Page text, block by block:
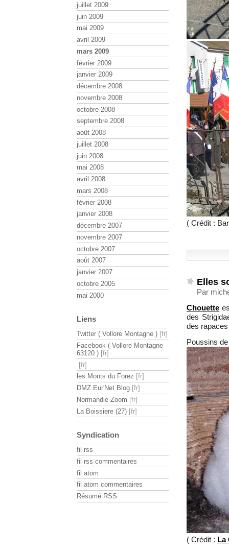
( Crédit :
Elles
Par
Chouette
des
des
Poussins
( Crédit : La
juillet 2009
juin 2009
mai 2009
avril 2009
mars 2009
février 2009
janvier 2009
décembre 2008
novembre 2008
octobre 2008
septembre 2008
août 2008
juillet 2008
juin 2008
mai 2008
avril 2008
mars 2008
février 2008
janvier 2008
décembre 2007
novembre 2007
octobre 2007
août 2007
janvier 2007
octobre 2005
mai 2000
Liens
Twitter ( Vollore Montagne )
Facebook ( Vollore Montagne
63120 )
les Monts du Forez
DMZ Eur'Net Blog
Normandie Zoom
La Boissiere (27)
Syndication
fil rss
fil rss commentaires
fil atom
fil atom commentaires
Résumé RSS